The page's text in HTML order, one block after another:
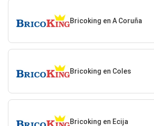
Bricoking en A Coruña
Bricoking en Coles
Bricoking en Ecija